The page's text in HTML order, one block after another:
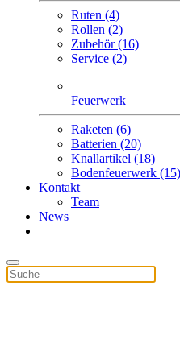
Ruten (4)
Rollen (2)
Zubehör (16)
Service (2)
Feuerwerk
Raketen (6)
Batterien (20)
Knallartikel (18)
Bodenfeuerwerk (15)
Kontakt
Team
News